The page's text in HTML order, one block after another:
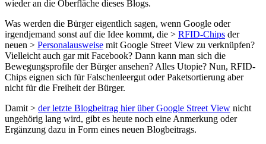
wieder an die Oberfläche dieses Blogs.
Was werden die Bürger eigentlich sagen, wenn Google oder
irgendjemand sonst auf die Idee kommt, die > RFID-Chips der
neuen > Personalausweise mit Google Street View zu verknüpfen?
Vielleicht auch gar mit Facebook? Dann kann man sich die
Bewegungsprofile der Bürger ansehen? Alles Utopie? Nun, RFID-
Chips eignen sich für Falschenleergut oder Paketsortierung aber
nicht für die Freiheit der Bürger.
Damit > der letzte Blogbeitrag hier über Google Street View nicht
ungehörig lang wird, gibt es heute noch eine Anmerkung oder
Ergänzung dazu in Form eines neuen Blogbeitrags.